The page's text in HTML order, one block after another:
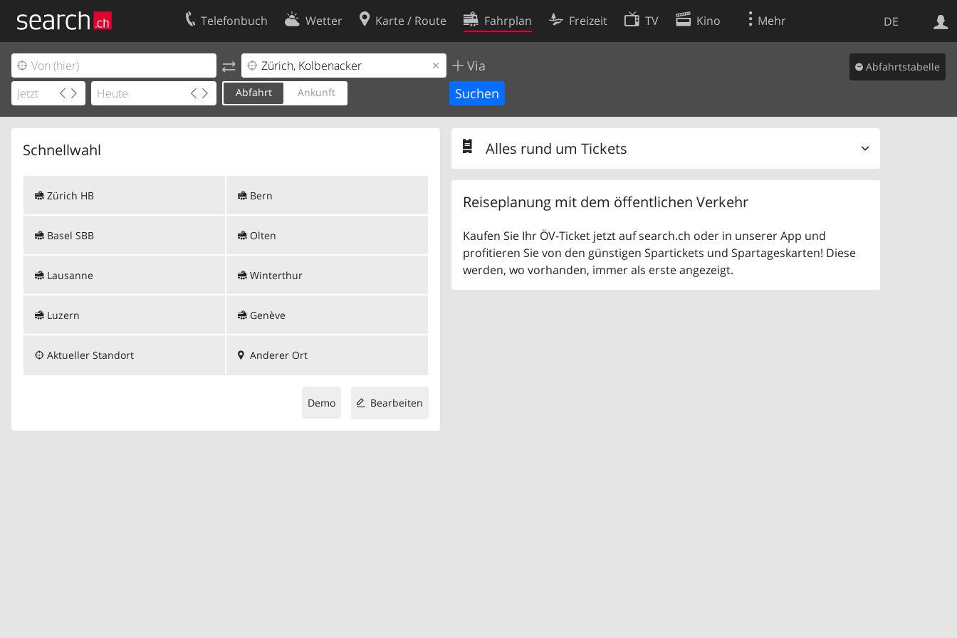
DE
Telefonbuch Wetter Karte / Route Fahrplan Freizeit TV Kino Mehr
Via
Abfahrt Ankunft
Abfahrtstabelle
Schnellwahl
Zürich HB
Basel SBB
Lausanne
Luzern
Bern
Olten
Winterthur
Genève
Aktueller Standort Anderer Ort
Bearbeiten
Demo
Alles rund um Tickets
Reiseplanung mit dem öffentlichen Verkehr
Kaufen Sie Ihr ÖV-Ticket jetzt auf search.ch oder in unserer App und
profitieren Sie von den günstigen Spartickets und Spartageskarten! Diese
werden, wo vorhanden, immer als erste angezeigt.
Ihr Eintrag
Kundencenter Geschäftskunden
Kontakt
Nutzungsbedingungen
Cookie-Einstellungen